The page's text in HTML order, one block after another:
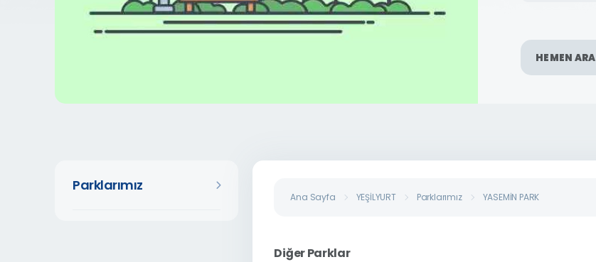
HEMEN ARA
Parklarımız
Ana Sayfa YEŞİLYURT Parklarımız YASEMİN PARK
Diğer Parklar